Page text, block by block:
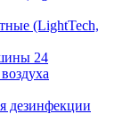
(LightTech,
24
дезинфекции